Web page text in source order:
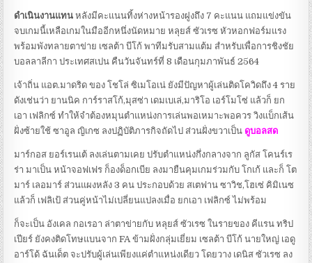
ดำเนินงานแทน หลังมีคะแนนทิ้งห่างหน้ารองฝูงถึง 7 คะแนน แถมแข่งขัน
จบเกมนี้เหลือเกมในมืออีกหนึ่งนัดหมาย หลุยส์ ซัวเรซ หัวหอกฟอร์มแรง
พร้อมพังทลายตาข่าย เซลต้า บีโก้ พาทีมรับสามแต้ม สำหรับเพื่อการชิงชัย
บอลลาลีกา ประเทศสเปน คืนวันจันทร์ที่ 8 เดือนกุมภาพันธ์ 2564
เจ้าถิ่น แอต.มาดริด ของ โชโล่ ซิเมโอเน่ ยังมีปัญหาผู้เล่นติดโควิดถึง 4 ราย
ดังเช่นว่า ยานนิค การ์ราสโก้,มุสซ่า เดมเบเล่,มาริโอ เอร์โมโซ่ แล้วก็ ยก
เอา เฟลิกซ์ ทำให้จำต้องหมุนตำแหน่งการเล่นพอเหมาะพอควร วิงแบ็กเส้น
ฝั่งซ้ายใช้ ซาอูล ญิเกซ ลงปฏิบัติภารกิจถัดไป ส่วนฝั่งขวาเป็น ดูบอลสด
มาร์กอส ยอร์เรนเต้ ลงเล่นตามเคย ปรับตำแหน่งกึ่งกลางจาก ลูกัส โคนร์เร
ร่า มาเป็น หน้าจอฟเฟร ก็องด็อกเบีย ลงมายืนคุมเกมร่วมกับ โกเก้ และก็ โต
มาร์ เลอมาร์ ส่วนแผงหลัง 3 คน ประกอบด้วย สเตฟาน ซาวิช,โฮเซ่ คิมิเนซ
แล้วก็ เฟลิเป้ ส่วนคู่หน้าไม่เปลี่ยนแปลงเมื่อ ยกเอา เฟลิกซ์ ไม่พร้อม
ก็จะเป็น อังเคล กอเรอา ล่าตาข่ายกับ หลุยส์ ซัวเรซ ในรายของ คีแรน ทริป
เปียร์ ยังคงติดโทษแบนจาก FA ข้ามฝั่งกลุ่มเยี่ยม เซลต้า บีโก้ นายใหญ่ เอดู
อาร์โด้ ฉันเด็ต จะปรับผู้เล่นเพียงแค่ตำแหน่งเดียว โดยวาง เดนิส ซัวเรซ ลง